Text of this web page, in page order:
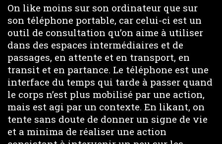
On like moins sur son ordinateur que sur
son téléphone portable, car celui-ci est un
outil de consultation qu’on aime à utiliser
dans des espaces intermédiaires et de
passages, en attente et en transport, en
transit et en partance. Le téléphone est une
interface du temps qui tarde à passer quand
le corps n’est plus mobilisé par une action,
mais est agi par un contexte. En likant, on
tente sans doute de donner un signe de vie
et a minima de réaliser une action